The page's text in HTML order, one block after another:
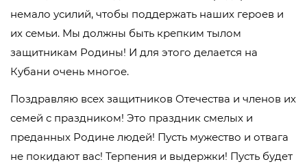
немало усилий, чтобы поддержать наших героев и
их семьи. Мы должны быть крепким тылом
защитникам Родины! И для этого делается на
Кубани очень многое.
Поздравляю всех защитников Отечества и членов их
семей с праздником! Это праздник смелых и
преданных Родине людей! Пусть мужество и отвага
не покидают вас! Терпения и выдержки! Пусть будет